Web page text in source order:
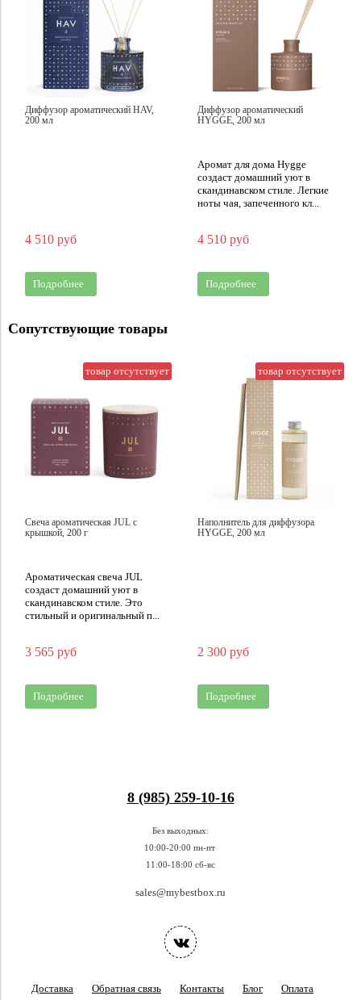
Диффузор ароматический HAV,
200 мл
4 510 руб
Подробнее
Диффузор ароматический
HYGGE, 200 мл
Аромат для дома Hygge
создаст домашний уют в
скандинавском стиле. Легкие
ноты чая, запеченного кл...
4 510 руб
Подробнее
Сопутствующие товары
товар отсутствует
Свеча ароматическая JUL с
крышкой, 200 г
Ароматическая свеча JUL
создаст домашний уют в
скандинавском стиле. Это
стильный и оригинальный п...
3 565 руб
Подробнее
товар отсутствует
Наполнитель для диффузора
HYGGE, 200 мл
2 300 руб
Подробнее
8 (985) 259-10-16
Без выходных:
10:00-20:00 пн-пт
11:00-18:00 сб-вс
sales@mybestbox.ru
Доставка Обратная связь Контакты Блог Оплата